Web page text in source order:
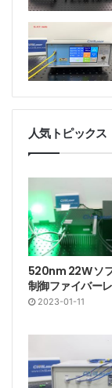
人気トピックス
520nm 22W ソ
制御ファイバー
2023-01-11